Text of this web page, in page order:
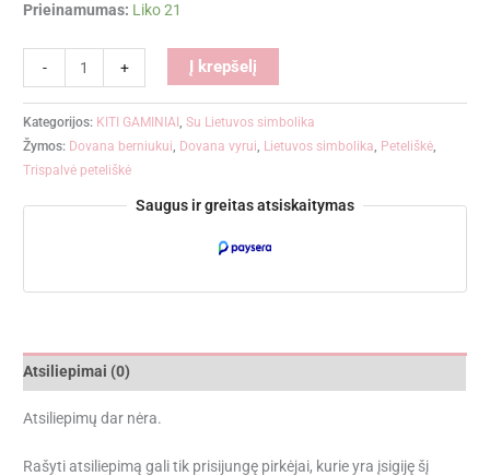
Prieinamumas: Liko 21
- + Į krepšelį
Kategorijos: KITI GAMINIAI,Su Lietuvos simbolika
Žymos: Dovana berniukui, Dovana vyrui, Lietuvos simbolika, Peteliškė,
Trispalvė peteliškė
Saugus ir greitas atsiskaitymas
Atsiliepimai (0)
Atsiliepimų dar nėra.
Rašyti atsiliepimą gali tik prisijungę pirkėjai, kurie yra įsigiję šį